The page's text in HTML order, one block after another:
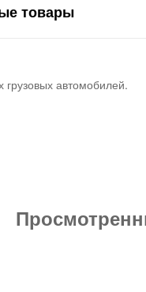
товары
грузовых автомобилей.